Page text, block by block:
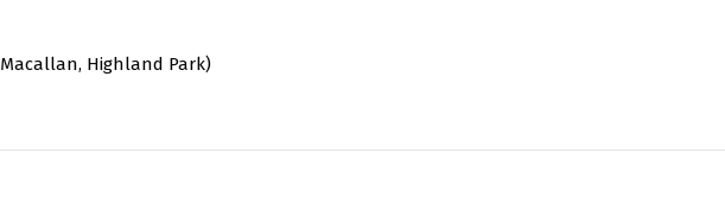
Macallan, Highland Park)